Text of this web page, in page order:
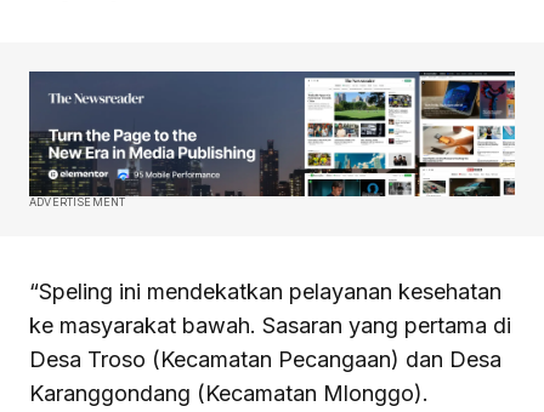
ADVERTISEMENT
“Speling ini mendekatkan pelayanan kesehatan
ke masyarakat bawah. Sasaran yang pertama di
Desa Troso (Kecamatan Pecangaan) dan Desa
Karanggondang (Kecamatan Mlonggo).